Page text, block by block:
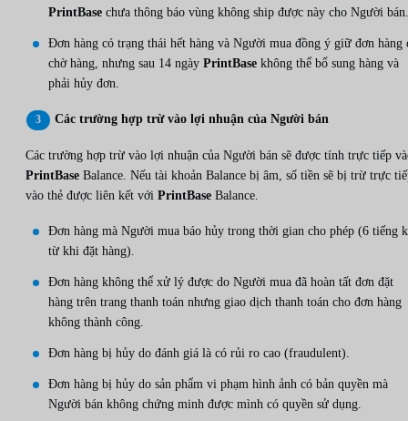
PrintBase chưa thông báo vùng không ship được này cho Người bán.
Đơn hàng có trạng thái hết hàng và Người mua đồng ý giữ đơn hàng
chờ hàng, nhưng sau 14 ngày PrintBase không thể bổ sung hàng và
phải hủy đơn.
Các trường hợp trừ vào lợi nhuận của Người bán
Các trường hợp trừ vào lợi nhuận của Người bán sẽ được tính trực tiếp
PrintBase Balance. Nếu tài khoản Balance bị âm, số tiền sẽ bị trừ trực
vào thẻ được liên kết với PrintBase Balance.
Đơn hàng mà Người mua báo hủy trong thời gian cho phép (6 tiếng
từ khi đặt hàng).
Đơn hàng không thể xử lý được do Người mua đã hoàn tất đơn đặt
hàng trên trang thanh toán nhưng giao dịch thanh toán cho đơn hàng
không thành công.
Đơn hàng bị hủy do đánh giá là có rủi ro cao (fraudulent).
Đơn hàng bị hủy do sản phẩm vi phạm hình ảnh có bản quyền mà
Người bán không chứng minh được mình có quyền sử dụng.